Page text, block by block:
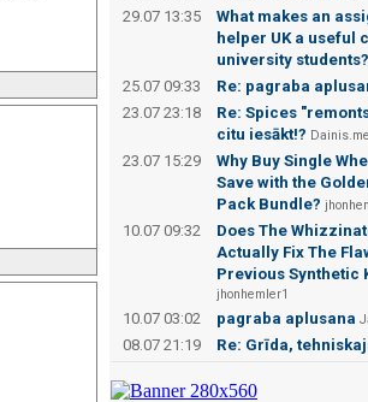
29.07 13:35
What makes an
helper UK a useful
university students?
25.07 09:33 Re: pagraba
23.07 23:18
Re: Spices
citu iesākt!?
23.07 15:29
Why Buy Single
Save with the
Pack Bundle?
10.07 09:32
Does The
Actually Fix The
Previous Synthetic
jhonhemler1
10.07 03:02 pagraba aplusana
08.07 21:19 Re: Grīda,